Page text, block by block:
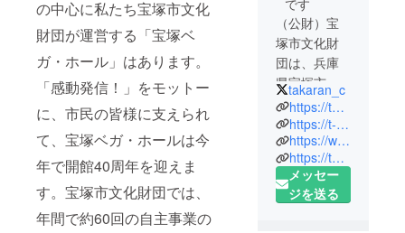
の中心に私たち宝塚市文化
財団が運営する「宝塚ベ
ガ・ホール」はあります。
「感動発信！」をモットー
に、市民の皆様に支えられ
て、宝塚ベガ・ホールは今
年で開館40周年を迎えま
す。宝塚市文化財団では、
年間で約60回の自主事業の
です
（公財）宝
塚市文化財
団は、兵庫
県宝塚市を
拠点に地域
文化の創造
及び発展に
寄与するこ
とを目的に
設立された
takaran_c
https://takarazuka-c.jp/
https://t-clip.info/
https://www.facebook.com/takarazukabunka/
https://twitter.com/takaran_c/
メッセー
ジを送る